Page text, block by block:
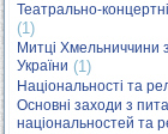
Театрально-
(1)
Митці Хмельниччини
України (1)
Національності та
Основні заходи з
національностей та